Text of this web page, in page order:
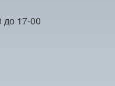
до 17-00